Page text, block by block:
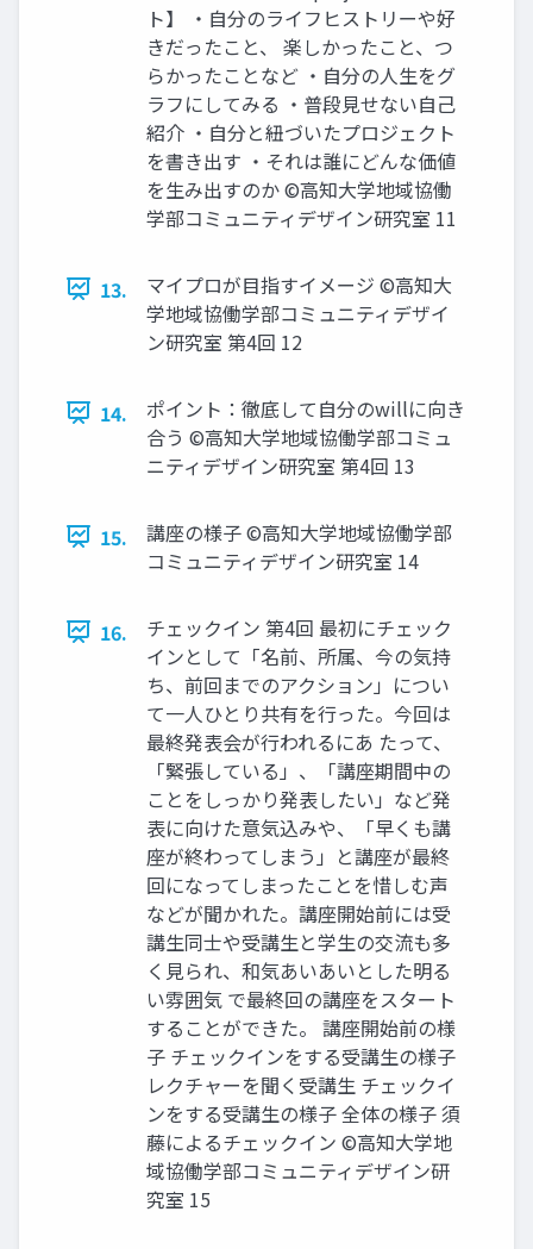
ト】 ・自分のライフヒストリーや好
きだったこと、 楽しかったこと、つ
らかったことなど ・自分の人生をグ
ラフにしてみる ・普段見せない自己
紹介 ・自分と紐づいたプロジェクト
を書き出す ・それは誰にどんな価値
を生み出すのか ©高知大学地域協働
学部コミュニティデザイン研究室 11
13.
マイプロが目指すイメージ ©高知大
学地域協働学部コミュニティデザイ
ン研究室 第4回 12
14.
ポイント：徹底して自分のwillに向き
合う ©高知大学地域協働学部コミュ
ニティデザイン研究室 第4回 13
15.
講座の様子 ©高知大学地域協働学部
コミュニティデザイン研究室 14
16.
チェックイン 第4回 最初にチェック
インとして「名前、所属、今の気持
ち、前回までのアクション」につい
て一人ひとり共有を行った。今回は
最終発表会が行われるにあ たって、
「緊張している」、「講座期間中の
ことをしっかり発表したい」など発
表に向けた意気込みや、「早くも講
座が終わってしまう」と講座が最終
回になってしまったことを惜しむ声
などが聞かれた。講座開始前には受
講生同士や受講生と学生の交流も多
く見られ、和気あいあいとした明る
い雰囲気 で最終回の講座をスタート
することができた。 講座開始前の様
子 チェックインをする受講生の様子
レクチャーを聞く受講生 チェックイ
ンをする受講生の様子 全体の様子 須
藤によるチェックイン ©高知大学地
域協働学部コミュニティデザイン研
究室 15